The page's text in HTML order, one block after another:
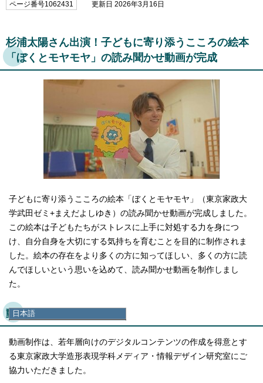
日本語
日本語
English
한국어
简体中文
繁體中文
ページ番号1062431 更新日 2026年3月16日
杉浦太陽さん出演！子どもに寄り添うこころの絵本
「ぼくとモヤモヤ」の読み聞かせ動画が完成
子どもに寄り添うこころの絵本「ぼくとモヤモヤ」（東京家政大
学武田ゼミ+まえだよしゆき）の読み聞かせ動画が完成しました。
この絵本は子どもたちがストレスに上手に対処する力を身につ
け、自分自身を大切にする気持ちを育むことを目的に制作されま
した。絵本の存在をより多くの方に知ってほしい、多くの方に読
んでほしいという思いを込めて、読み聞かせ動画を制作しまし
た。
動画制作の背景
動画制作は、若年層向けのデジタルコンテンツの作成を得意とす
る東京家政大学造形表現学科メディア・情報デザイン研究室にご
協力いただきました。